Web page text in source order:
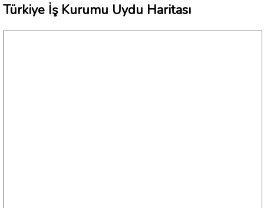
Türkiye İş Kurumu Uydu Haritası